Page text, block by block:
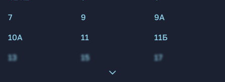
7
9
9А
10А
11
11Б
13
15 17